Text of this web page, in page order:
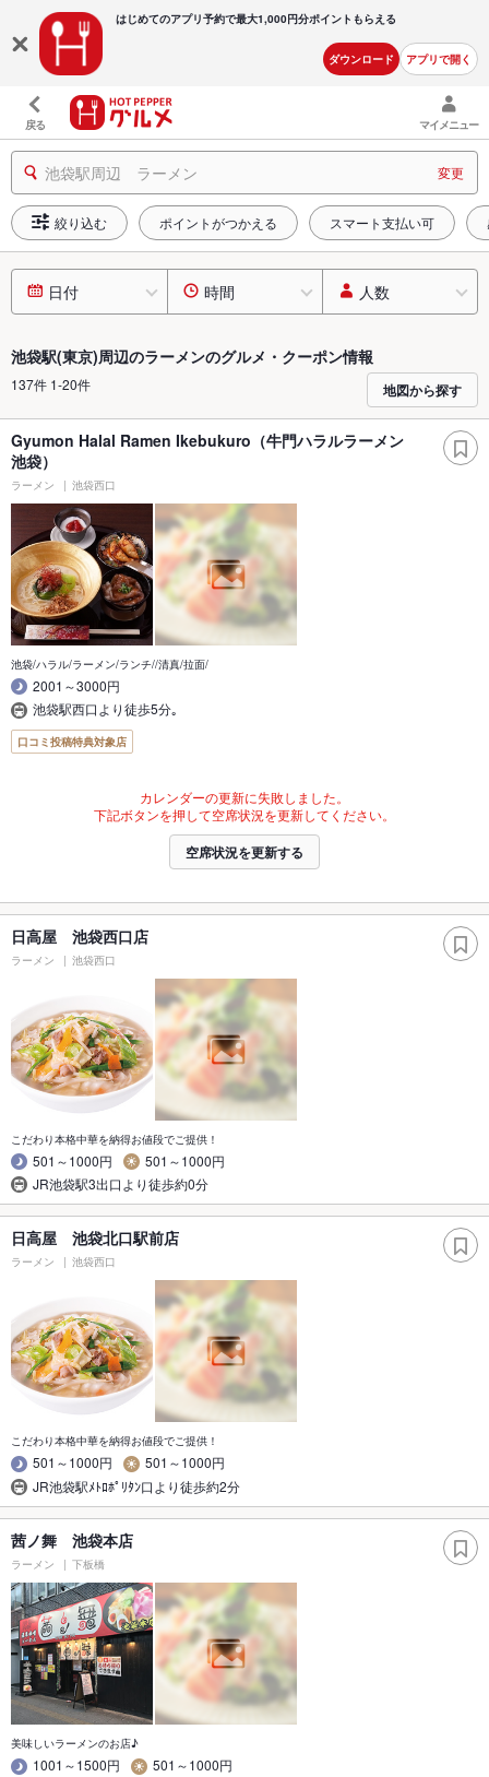
はじめてのアプリ予約で最大1,000円分ポイントもらえる
ダウンロード アプリで開く
戻る マイメニュー
池袋駅周辺 ラーメン 変更
絞り込む ポイントがつかえる スマート支払い可
日付 時間 人数
池袋駅(東京)周辺のラーメンのグルメ・クーポン情報
137件 1-20件 地図から探す
Gyumon Halal Ramen Ikebukuro（牛門ハラルラーメン
池袋）
ラーメン 池袋西口
池袋/ハラル/ラーメン/ランチ//清真/拉面/
2001～3000円
池袋駅西口より徒歩5分｡
口コミ投稿特典対象店
カレンダーの更新に失敗しました。
下記ボタンを押して空席状況を更新してください。
空席状況を更新する
日高屋 池袋西口店
ラーメン 池袋西口
こだわり本格中華を納得お値段でご提供！
501～1000円
501～1000円
JR池袋駅3出口より徒歩約0分
日高屋 池袋北口駅前店
ラーメン 池袋西口
こだわり本格中華を納得お値段でご提供！
501～1000円
501～1000円
JR池袋駅ﾒﾄﾛﾎﾟﾘﾀﾝ口より徒歩約2分
茜ノ舞 池袋本店
ラーメン 下板橋
美味しいラーメンのお店♪
1001～1500円
501～1000円